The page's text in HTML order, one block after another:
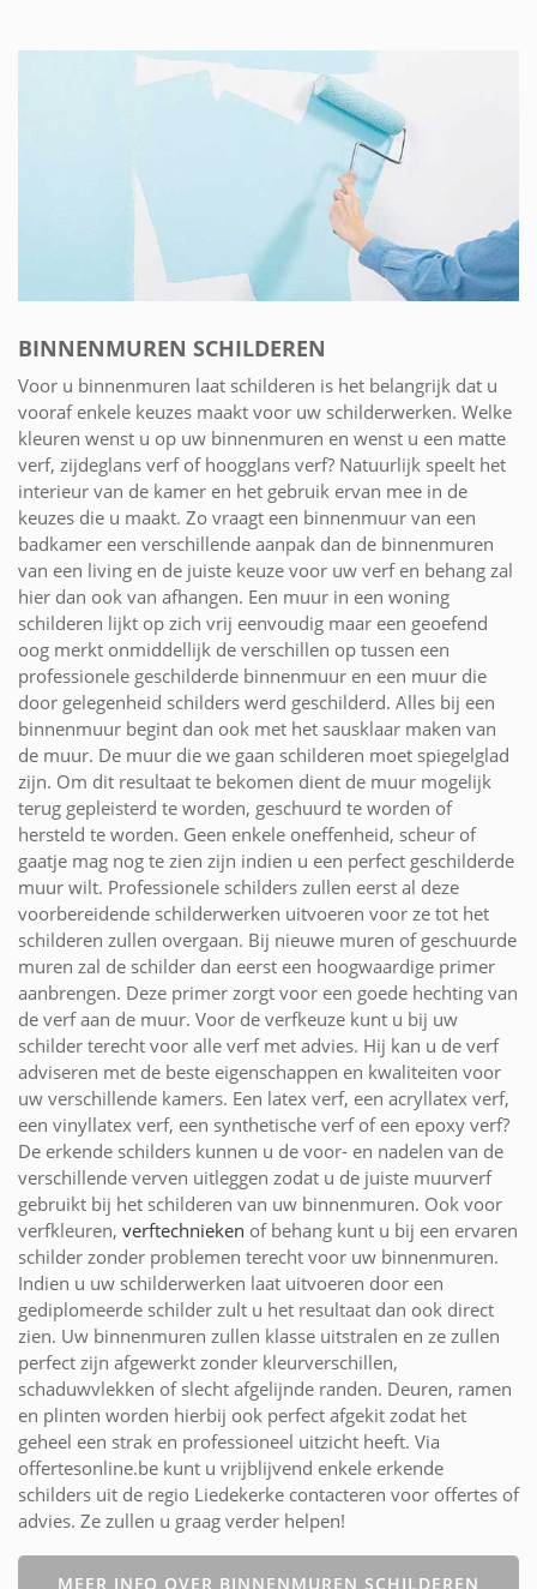
BINNENMUREN SCHILDEREN
Voor u binnenmuren laat schilderen is het belangrijk dat u
vooraf enkele keuzes maakt voor uw schilderwerken. Welke
kleuren wenst u op uw binnenmuren en wenst u een matte
verf, zijdeglans verf of hoogglans verf? Natuurlijk speelt het
interieur van de kamer en het gebruik ervan mee in de
keuzes die u maakt. Zo vraagt een binnenmuur van een
badkamer een verschillende aanpak dan de binnenmuren
van een living en de juiste keuze voor uw verf en behang zal
hier dan ook van afhangen. Een muur in een woning
schilderen lijkt op zich vrij eenvoudig maar een geoefend
oog merkt onmiddellijk de verschillen op tussen een
professionele geschilderde binnenmuur en een muur die
door gelegenheid schilders werd geschilderd. Alles bij een
binnenmuur begint dan ook met het sausklaar maken van
de muur. De muur die we gaan schilderen moet spiegelglad
zijn. Om dit resultaat te bekomen dient de muur mogelijk
terug gepleisterd te worden, geschuurd te worden of
hersteld te worden. Geen enkele oneffenheid, scheur of
gaatje mag nog te zien zijn indien u een perfect geschilderde
muur wilt. Professionele schilders zullen eerst al deze
voorbereidende schilderwerken uitvoeren voor ze tot het
schilderen zullen overgaan. Bij nieuwe muren of geschuurde
muren zal de schilder dan eerst een hoogwaardige primer
aanbrengen. Deze primer zorgt voor een goede hechting van
de verf aan de muur. Voor de verfkeuze kunt u bij uw
schilder terecht voor alle verf met advies. Hij kan u de verf
adviseren met de beste eigenschappen en kwaliteiten voor
uw verschillende kamers. Een latex verf, een acryllatex verf,
een vinyllatex verf, een synthetische verf of een epoxy verf?
De erkende schilders kunnen u de voor- en nadelen van de
verschillende verven uitleggen zodat u de juiste muurverf
gebruikt bij het schilderen van uw binnenmuren. Ook voor
verfkleuren, verftechnieken of behang kunt u bij een ervaren
schilder zonder problemen terecht voor uw binnenmuren.
Indien u uw schilderwerken laat uitvoeren door een
gediplomeerde schilder zult u het resultaat dan ook direct
zien. Uw binnenmuren zullen klasse uitstralen en ze zullen
perfect zijn afgewerkt zonder kleurverschillen,
schaduwvlekken of slecht afgelijnde randen. Deuren, ramen
en plinten worden hierbij ook perfect afgekit zodat het
geheel een strak en professioneel uitzicht heeft. Via
offertesonline.be kunt u vrijblijvend enkele erkende
schilders uit de regio Liedekerke contacteren voor offertes of
advies. Ze zullen u graag verder helpen!
MEER INFO OVER BINNENMUREN SCHILDEREN